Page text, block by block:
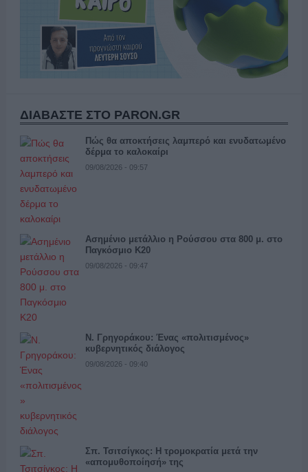
ΔΙΑΒΑΣΤΕ ΣΤΟ PARON.GR
Πώς θα αποκτήσεις λαμπερό και ενυδατωμένο
δέρμα το καλοκαίρι
09/08/2026 - 09:57
Ασημένιο μετάλλιο η Ρούσσου στα 800 μ. στο
Παγκόσμιο Κ20
09/08/2026 - 09:47
Ν. Γρηγοράκου: Ένας «πολιτισμένος»
κυβερνητικός διάλογος
09/08/2026 - 09:40
Σπ. Τσιτσίγκος: Η τρομοκρατία μετά την
«απομυθοποίησή» της